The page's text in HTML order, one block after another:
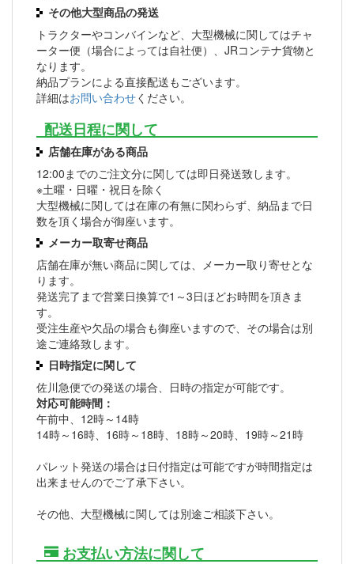
その他大型商品の発送
トラクターやコンバインなど、大型機械に関してはチャ
ーター便（場合によっては自社便）、JRコンテナ貨物と
なります。
納品プランによる直接配送もございます。
詳細はお問い合わせください。
配送日程に関して
店舗在庫がある商品
12:00までのご注文分に関しては即日発送致します。
※土曜・日曜・祝日を除く
大型機械に関しては在庫の有無に関わらず、納品まで日
数を頂く場合が御座います。
メーカー取寄せ商品
店舗在庫が無い商品に関しては、メーカー取り寄せとな
ります。
発送完了まで営業日換算で1～3日ほどお時間を頂きま
す。
受注生産や欠品の場合も御座いますので、その場合は別
途ご連絡致します。
日時指定に関して
佐川急便での発送の場合、日時の指定が可能です。
対応可能時間：
午前中、12時～14時
14時～16時、16時～18時、18時～20時、19時～21時
パレット発送の場合は日付指定は可能ですが時間指定は
出来ませんのでご了承下さい。
その他、大型機械に関しては別途ご相談下さい。
お支払い方法に関して